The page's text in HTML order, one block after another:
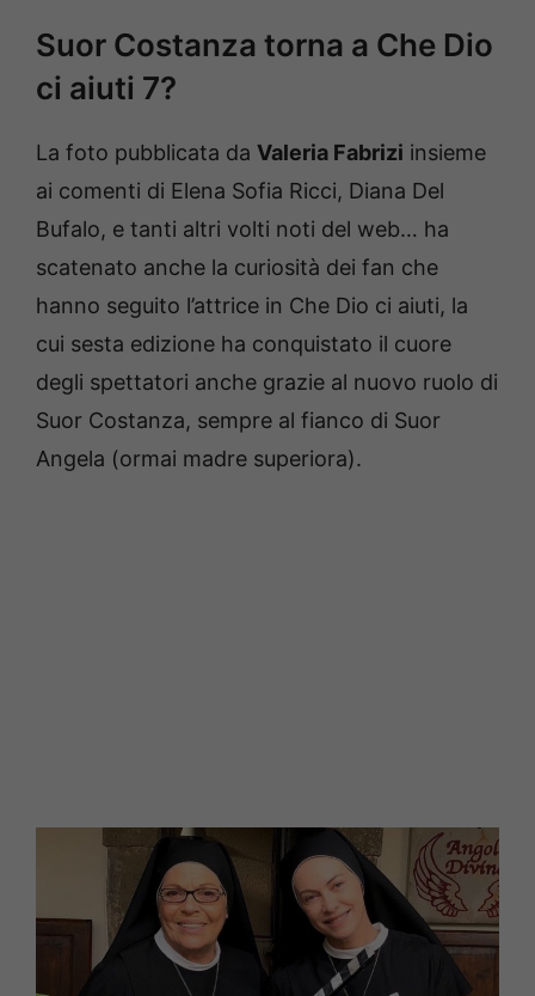
Suor Costanza torna a Che Dio
ci aiuti 7?
La foto pubblicata da Valeria Fabrizi insieme
ai comenti di Elena Sofia Ricci, Diana Del
Bufalo, e tanti altri volti noti del web… ha
scatenato anche la curiosità dei fan che
hanno seguito l’attrice in Che Dio ci aiuti, la
cui sesta edizione ha conquistato il cuore
degli spettatori anche grazie al nuovo ruolo di
Suor Costanza, sempre al fianco di Suor
Angela (ormai madre superiora).